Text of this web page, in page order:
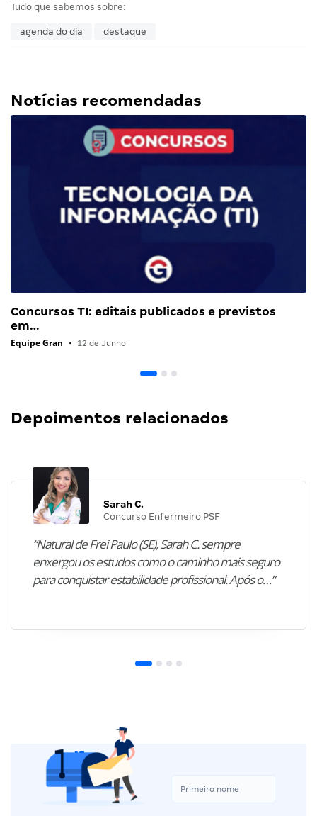
Tudo que sabemos sobre:
agenda do dia destaque
Notícias recomendadas
Concursos TI: editais publicados e previstos
em…
Equipe Gran • 12 de Junho
Depoimentos relacionados
Sarah C.
Concurso Enfermeiro PSF
“Natural de Frei Paulo (SE), Sarah C. sempre
enxergou os estudos como o caminho mais seguro
para conquistar estabilidade profissional. Após o…”